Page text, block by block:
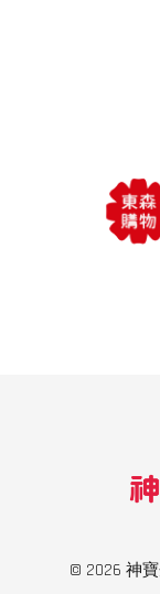
© 2026 神